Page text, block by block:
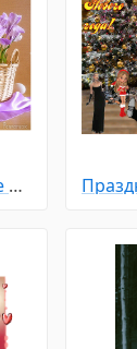
Праздники - Вербное Воскресенье